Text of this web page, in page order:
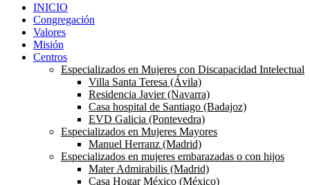
INICIO
Congregación
Valores
Misión
Centros
Especializados en Mujeres con Discapacidad Intelectual
Villa Santa Teresa (Ávila)
Residencia Javier (Navarra)
Casa hospital de Santiago (Badajoz)
EVD Galicia (Pontevedra)
Especializados en Mujeres Mayores
Manuel Herranz (Madrid)
Especializados en mujeres embarazadas o con hijos
Mater Admirabilis (Madrid)
Casa Hogar México (México)